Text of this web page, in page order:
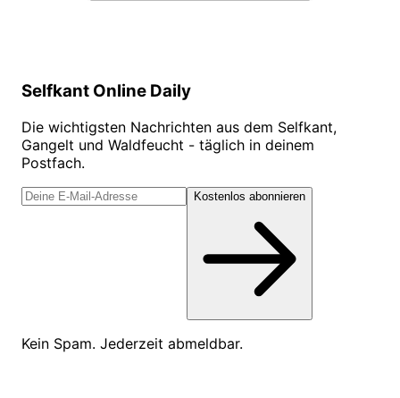
Selfkant Online Daily
Die wichtigsten Nachrichten aus dem Selfkant,
Gangelt und Waldfeucht - täglich in deinem
Postfach.
Kostenlos abonnieren
Kein Spam. Jederzeit abmeldbar.